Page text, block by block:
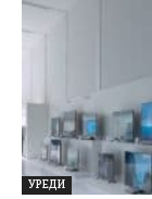
УРЕДИ